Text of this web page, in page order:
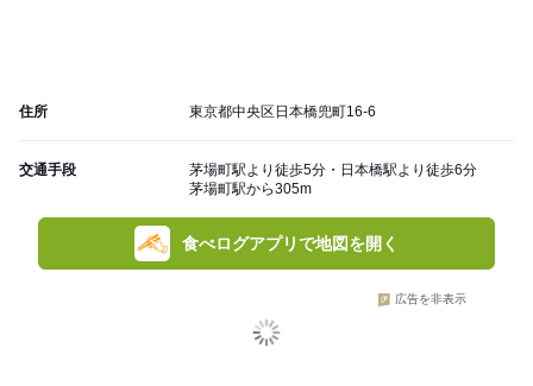
住所 東京都中央区日本橋兜町16-6
交通手段
茅場町駅より徒歩5分・日本橋駅より徒歩6分
茅場町駅から305m
食べログアプリで地図を開く
広告を非表示